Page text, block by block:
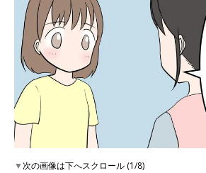
▼次の画像は下へスクロール (1/8)